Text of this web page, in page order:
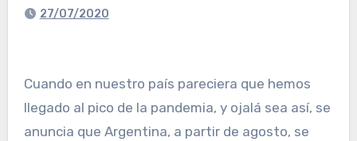
27/07/2020
Cuando en nuestro país pareciera que hemos
llegado al pico de la pandemia, y ojalá sea así, se
anuncia que Argentina, a partir de agosto, se